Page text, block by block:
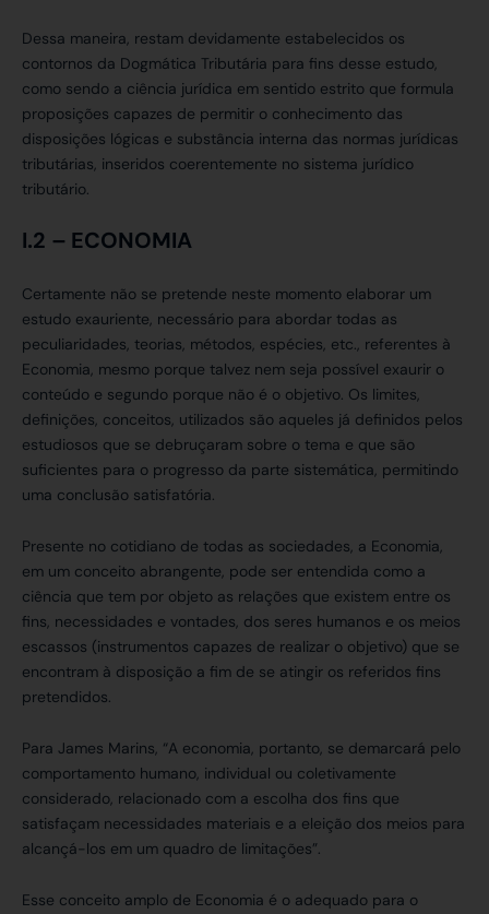
Dessa maneira, restam devidamente estabelecidos os
contornos da Dogmática Tributária para fins desse estudo,
como sendo a ciência jurídica em sentido estrito que formula
proposições capazes de permitir o conhecimento das
disposições lógicas e substância interna das normas jurídicas
tributárias, inseridos coerentemente no sistema jurídico
tributário.
I.2 – ECONOMIA
Certamente não se pretende neste momento elaborar um
estudo exauriente, necessário para abordar todas as
peculiaridades, teorias, métodos, espécies, etc., referentes à
Economia, mesmo porque talvez nem seja possível exaurir o
conteúdo e segundo porque não é o objetivo. Os limites,
definições, conceitos, utilizados são aqueles já definidos pelos
estudiosos que se debruçaram sobre o tema e que são
suficientes para o progresso da parte sistemática, permitindo
uma conclusão satisfatória.
Presente no cotidiano de todas as sociedades, a Economia,
em um conceito abrangente, pode ser entendida como a
ciência que tem por objeto as relações que existem entre os
fins, necessidades e vontades, dos seres humanos e os meios
escassos (instrumentos capazes de realizar o objetivo) que se
encontram à disposição a fim de se atingir os referidos fins
pretendidos.
Para James Marins, “A economia, portanto, se demarcará pelo
comportamento humano, individual ou coletivamente
considerado, relacionado com a escolha dos fins que
satisfaçam necessidades materiais e a eleição dos meios para
alcançá-los em um quadro de limitações”.
Esse conceito amplo de Economia é o adequado para o